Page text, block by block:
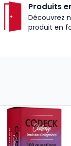
Produits
Découvrez
produit en